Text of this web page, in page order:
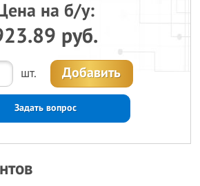
на б/у:
руб.
шт. Добавить
Задать вопрос